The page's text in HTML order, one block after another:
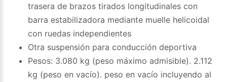
trasera de brazos tirados longitudinales con
barra estabilizadora mediante muelle helicoidal
con ruedas independientes
Otra suspensión para conducción deportiva
Pesos: 3.080 kg (peso máximo admisible). 2.112
kg (peso en vacío). peso en vacío incluyendo al